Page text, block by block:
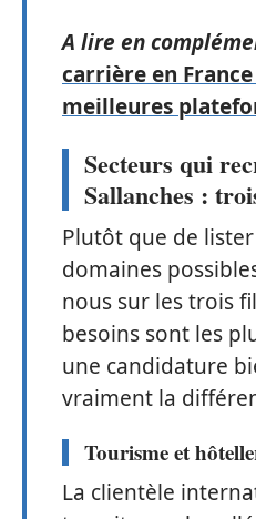
A lire en
carrière en
meilleures
Secteurs qui
Sallanches :
Plutôt que de
domaines
nous sur les trois
besoins sont les
une candidature
vraiment la
Tourisme et
La clientèle